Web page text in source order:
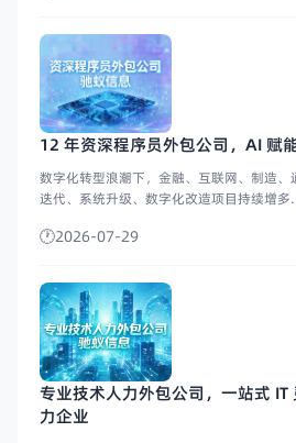
12 年资深程序员外包公司，AI 赋
数字化转型浪潮下，金融、互联网、制造
迭代、系统升级、数字化改造项目持续增多
2026-07-29
专业技术人力外包公司，一站式 IT
力企业